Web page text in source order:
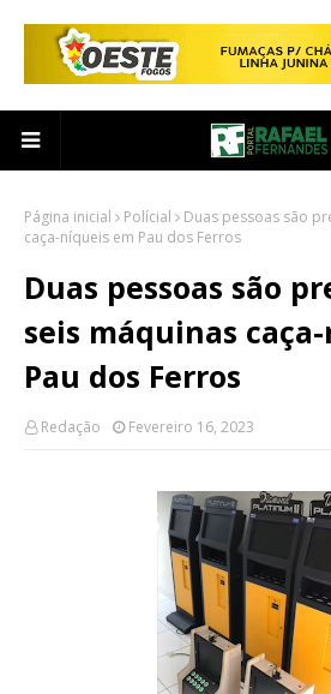
Página inicial Polícial
Duas pessoas são
caça-níqueis em Pau dos Ferros
Duas pessoas são
seis máquinas
Pau dos Ferros
Redação Fevereiro 16, 2023